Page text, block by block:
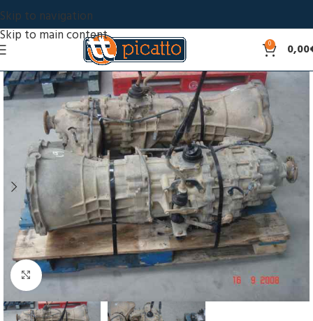
Skip to navigation
Skip to main content
0 0,00
Click to enlarge